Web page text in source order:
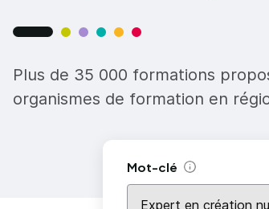
Plus de 35 000 formations
organismes de formation en
Mot-clé Aide